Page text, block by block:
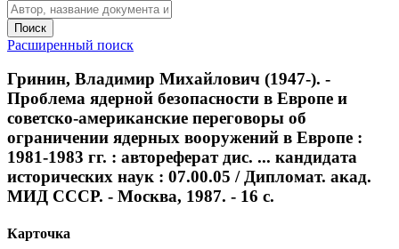
Поиск
Расширенный поиск
Гринин, Владимир Михайлович (1947-). -
Проблема ядерной безопасности в Европе и
советско-американские переговоры об
ограничении ядерных вооружений в Европе :
1981-1983 гг. : автореферат дис. ... кандидата
исторических наук : 07.00.05 / Дипломат. акад.
МИД СССР. - Москва, 1987. - 16 с.
Карточка